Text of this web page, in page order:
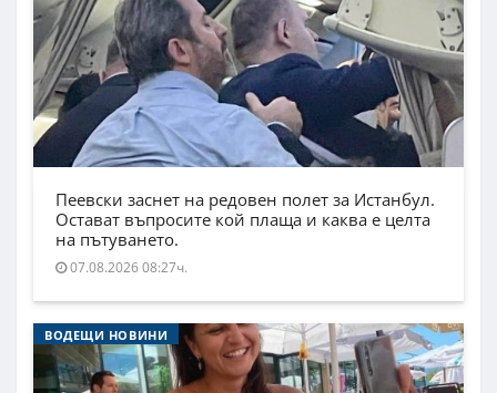
Пеевски заснет на редовен полет за Истанбул.
Остават въпросите кой плаща и каква е целта
на пътуването.
07.08.2026 08:27ч.
ВОДЕЩИ НОВИНИ